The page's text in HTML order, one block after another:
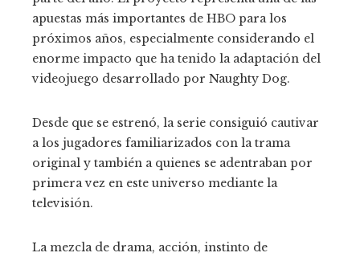
apuestas más importantes de HBO para los
próximos años, especialmente considerando el
enorme impacto que ha tenido la adaptación del
videojuego desarrollado por Naughty Dog.
Desde que se estrenó, la serie consiguió cautivar
a los jugadores familiarizados con la trama
original y también a quienes se adentraban por
primera vez en este universo mediante la
televisión.
La mezcla de drama, acción, instinto de